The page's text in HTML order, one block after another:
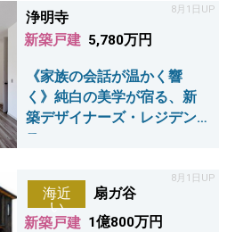
8月1日UP
浄明寺
新築戸建 5,780万円
《家族の会話が温かく響
く》純白の美学が宿る、新
築デザイナーズ・レジデン
ス
8月1日UP
海近
い
扇ガ谷
新築戸建 1億800万円